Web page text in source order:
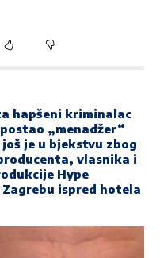
hapšeni kriminalac
„menadžer“
je u bjekstvu zbog
vlasnika i
Hype
Zagrebu ispred hotela